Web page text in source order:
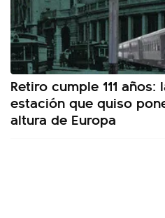
Retiro cumple 111
estación que quiso
altura de Europa